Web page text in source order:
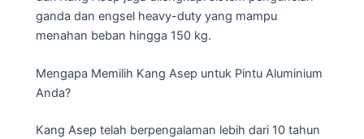
ganda dan engsel heavy-duty yang mampu
menahan beban hingga 150 kg.
Mengapa Memilih Kang Asep untuk Pintu Aluminium
Anda?
Kang Asep telah berpengalaman lebih dari 10 tahun